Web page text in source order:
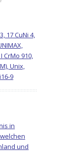
17 CuNi 4,
CrMo 910,
Unix,
9
in
und